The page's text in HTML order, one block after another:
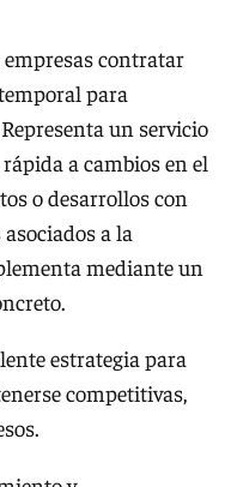
contratar
para
un servicio
a cambios en el
o desarrollos con
a la
mediante un
estrategia para
competitivas,